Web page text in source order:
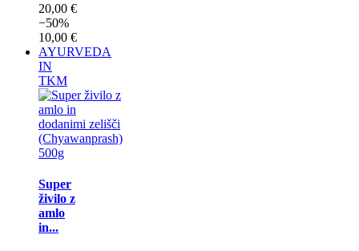
20,00 €
−50%
10,00 €
AYURVEDA
IN
TKM
Super
živilo z
amlo
in...